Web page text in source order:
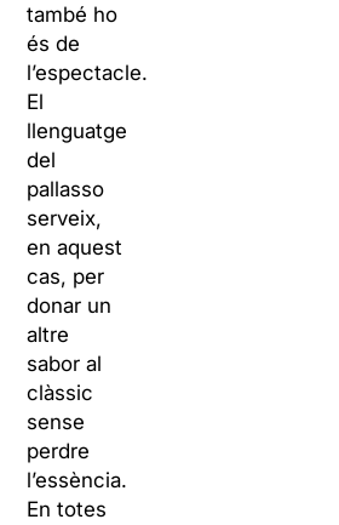
també ho
és de
l’espectacle.
El
llenguatge
del
pallasso
serveix,
en aquest
cas, per
donar un
altre
sabor al
clàssic
sense
perdre
l’essència.
En totes